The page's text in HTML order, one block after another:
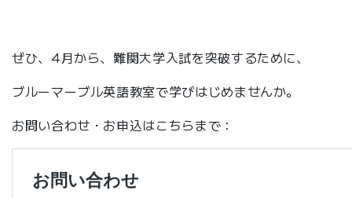
ぜひ、4月から、難関大学入試を突破するために、
ブルーマーブル英語教室で学びはじめませんか。
お問い合わせ・お申込はこちらまで：